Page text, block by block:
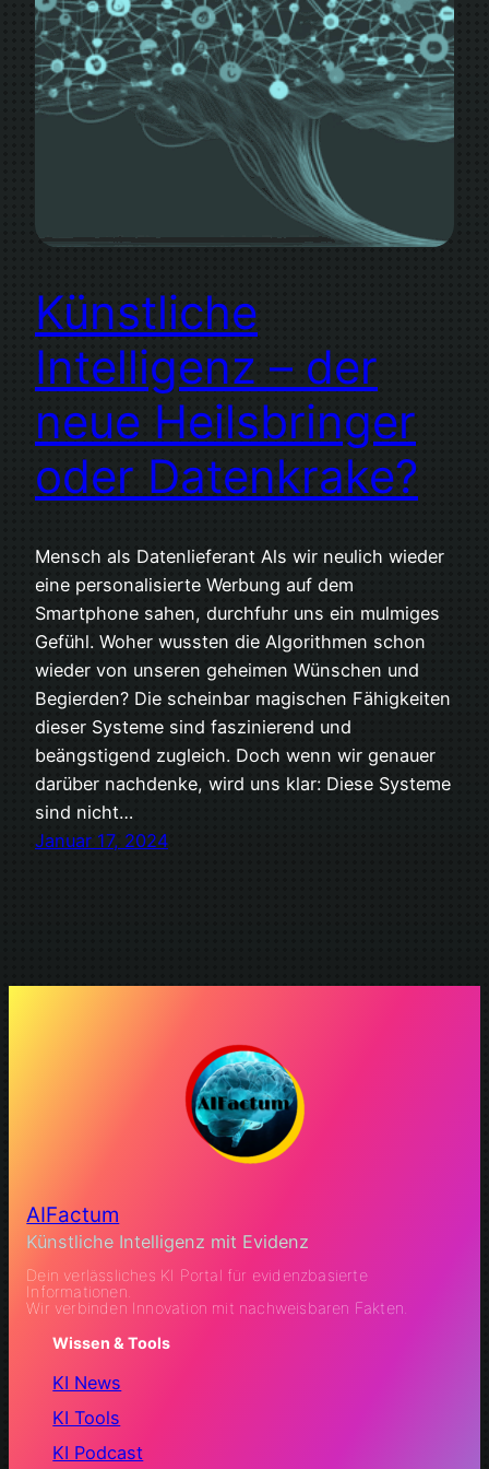
Künstliche
Intelligenz – der
neue Heilsbringer
oder Datenkrake?
Mensch als Datenlieferant Als wir neulich wieder
eine personalisierte Werbung auf dem
Smartphone sahen, durchfuhr uns ein mulmiges
Gefühl. Woher wussten die Algorithmen schon
wieder von unseren geheimen Wünschen und
Begierden? Die scheinbar magischen Fähigkeiten
dieser Systeme sind faszinierend und
beängstigend zugleich. Doch wenn wir genauer
darüber nachdenke, wird uns klar: Diese Systeme
sind nicht…
Januar 17, 2024
AIFactum
Künstliche Intelligenz mit Evidenz
Dein verlässliches KI Portal für evidenzbasierte
Informationen.
Wir verbinden Innovation mit nachweisbaren Fakten.
Wissen & Tools
KI News
KI Tools
KI Podcast